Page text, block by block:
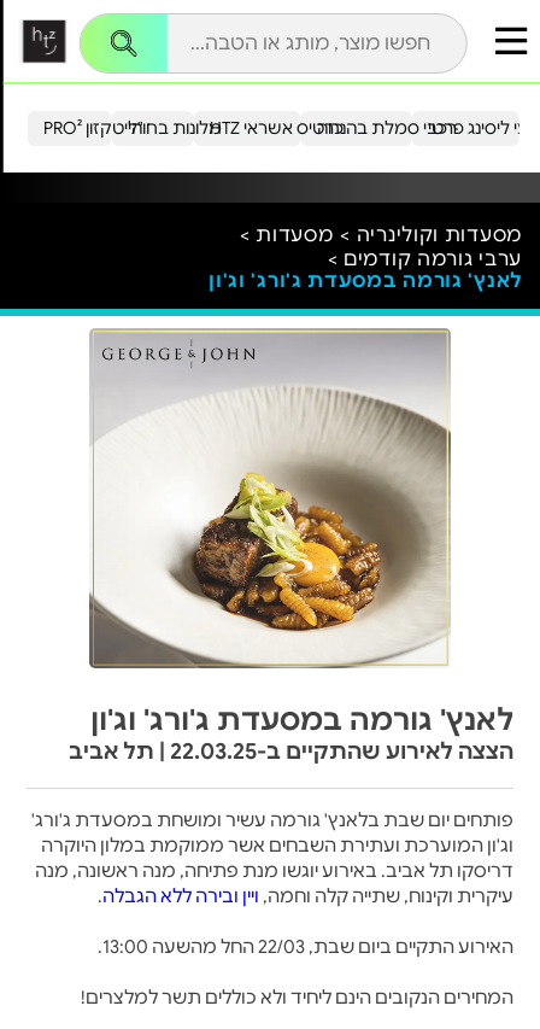
הייטקזון PRO²מלונות בחו"ל כרטיס אשראי HTZ ליסינג פרטירכבי סמלת בהנחה
מסעדות וקולינריה > מסעדות >
ערבי גורמה קודמים >
לאנץ' גורמה במסעדת ג'ורג' וג'ון
לאנץ' גורמה במסעדת ג'ורג' וג'ון
הצצה לאירוע שהתקיים ב-22.03.25 | תל אביב
פותחים יום שבת בלאנץ' גורמה עשיר ומושחת במסעדת ג'ורג'
וג'ון המוערכת ועתירת השבחים אשר ממוקמת במלון היוקרה
דריסקו תל אביב. באירוע יוגשו מנת פתיחה, מנה ראשונה, מנה
עיקרית וקינוח, שתייה קלה וחמה, ויין ובירה ללא הגבלה.
האירוע התקיים ביום שבת, 22/03 החל מהשעה 13:00.
המחירים הנקובים הינם ליחיד ולא כוללים תשר למלצרים!